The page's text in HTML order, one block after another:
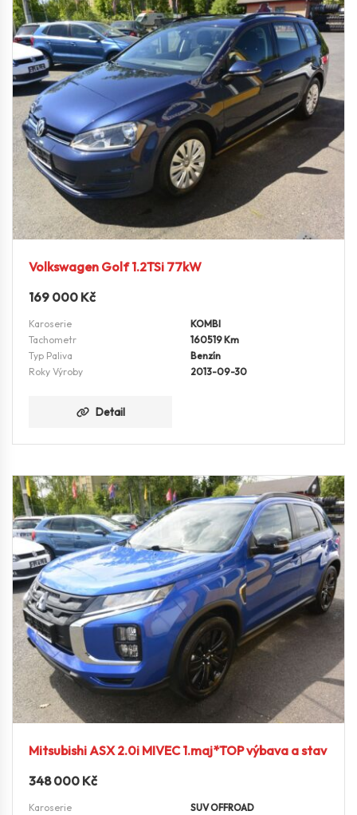
Volkswagen Golf 1.2TSi 77kW
169 000 Kč
Karoserie
KOMBI
Tachometr
160519 Km
Typ Paliva
Benzín
Roky Výroby
2013-09-30
Detail
Mitsubishi ASX 2.0i MIVEC 1.maj*TOP výbava a stav
348 000 Kč
Karoserie
SUV OFFROAD